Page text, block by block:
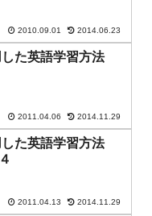
2010.09.01 2014.06.23
た英語学習方法
2011.04.06 2014.11.29
た英語学習方法
2011.04.13 2014.11.29